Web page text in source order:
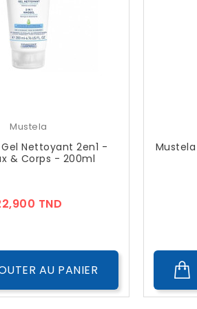
Mustela
Nettoyant 2en1 -
& Corps - 200ml
TND
AU PANIER